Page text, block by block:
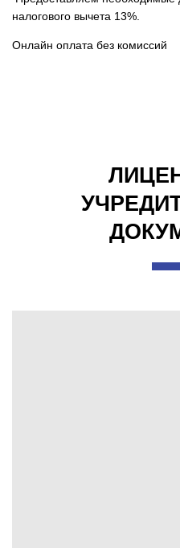
налогового вычета 13%.
Онлайн оплата без комиссий